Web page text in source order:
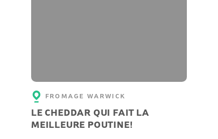
FROMAGE WARWICK
LE CHEDDAR QUI FAIT LA
MEILLEURE POUTINE!